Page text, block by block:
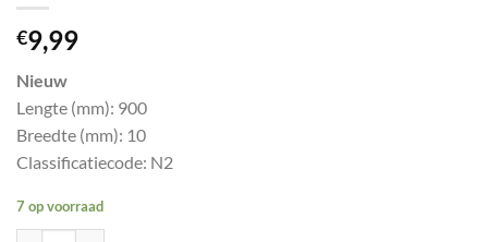
€9,99
Nieuw
Lengte (mm): 900
Breedte (mm): 10
Classificatiecode: N2
7 op voorraad